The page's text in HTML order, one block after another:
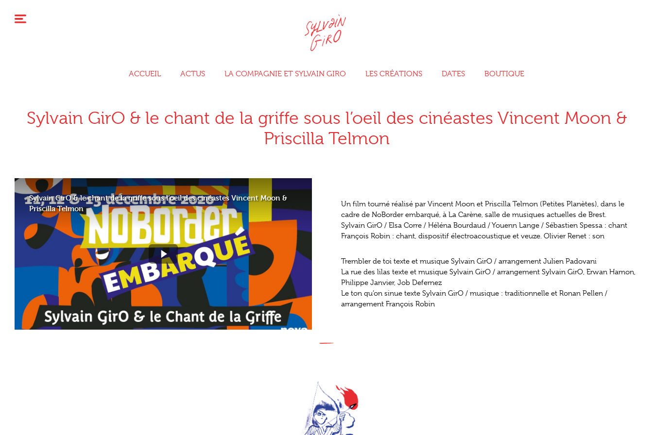
ACCUEIL ACTUS LA COMPAGNIE ET SYLVAIN GIRO LES CRÉATIONS DATES BOUTIQUE
Sylvain GirO & le chant de la griffe sous l’oeil des cinéastes Vincent Moon &
Priscilla Telmon
Sylvain GirO & le chant de la griffe sous l’oeil des cinéastes Vincent Moon &
Priscilla Telmon
Un film tourné réalisé par Vincent Moon et Priscilla Telmon (Petites Planètes), dans le
cadre de NoBorder embarqué, à La Carène, salle de musiques actuelles de Brest.
Sylvain GirO / Elsa Corre / Héléna Bourdaud / Youenn Lange / Sébastien Spessa : chant
François Robin : chant, dispositif électroacoustique et veuze. Olivier Renet : son
Trembler de toi texte et musique Sylvain GirO / arrangement Julien Padovani
La rue des lilas texte et musique Sylvain GirO / arrangement Sylvain GirO, Erwan Hamon,
Philippe Janvier, Job Defernez
Le ton qu’on sinue texte Sylvain GirO / musique : traditionnelle et Ronan Pellen /
arrangement François Robin